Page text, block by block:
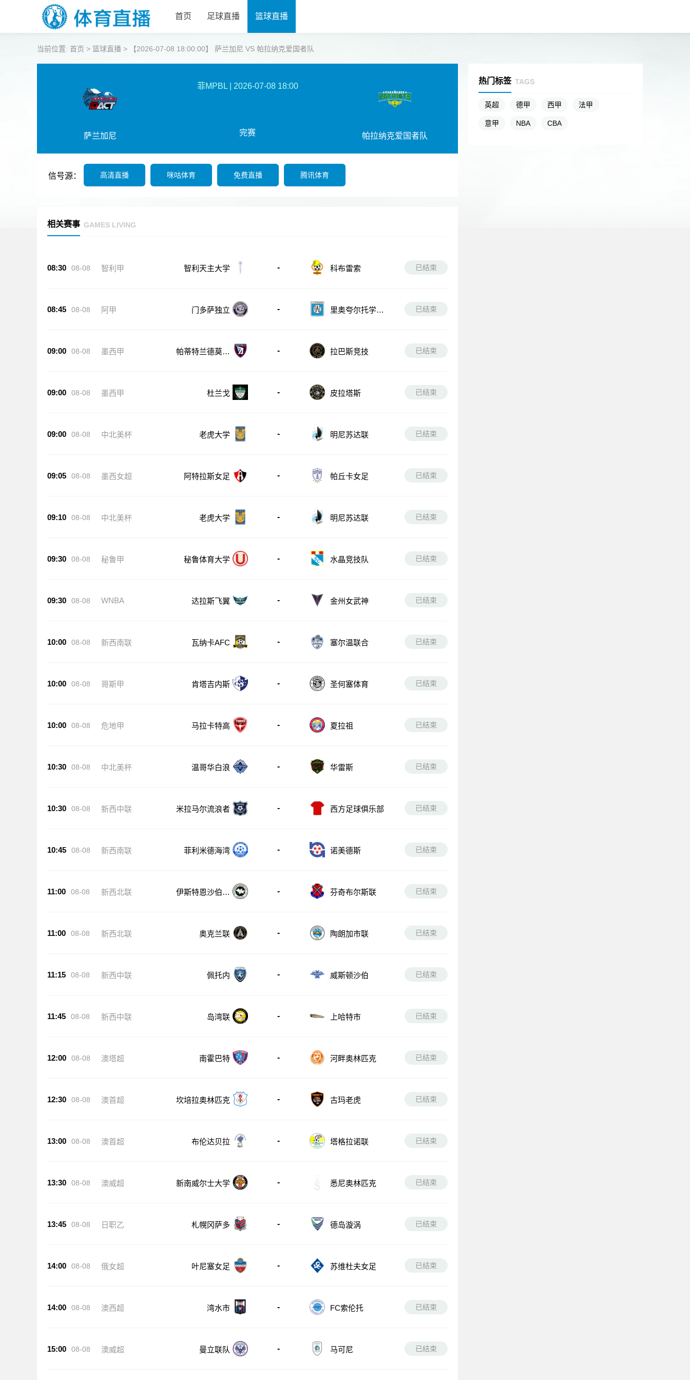
首页 足球直播 篮球直播
当前位置: 首页 > 篮球直播 > 【2026-07-08 18:00:00】 萨兰加尼 VS 帕拉纳克爱国者队
萨兰加尼
菲MPBL 2026-07-08 18:00
完赛 帕拉纳克爱国者队
信号源： 高清直播 咪咕体育 免费直播 腾讯体育
相关赛事 GAMES LIVING
08:30 08-08 智利甲 智利天主大学 - 科布雷索 已结束
08:45 08-08 阿甲 门多萨独立 -
里奥夸尔托学生
已结束
09:00 08-08 墨西甲
帕蒂特兰德莫雷
- 拉巴斯竞技 已结束
09:00 08-08 墨西甲 杜兰戈 - 皮拉塔斯 已结束
09:00 08-08 中北美杯 老虎大学 - 明尼苏达联 已结束
09:05 08-08 墨西女超 阿特拉斯女足 - 帕丘卡女足 已结束
09:10 08-08 中北美杯 老虎大学 - 明尼苏达联 已结束
09:30 08-08 秘鲁甲 秘鲁体育大学 - 水晶竞技队 已结束
09:30 08-08 WNBA 达拉斯飞翼 - 金州女武神 已结束
10:00 08-08 新西南联 瓦纳卡AFC - 塞尔温联合 已结束
10:00 08-08 哥斯甲 肯塔吉内斯 - 圣何塞体育 已结束
10:00 08-08 危地甲 马拉卡特高 - 夏拉祖 已结束
10:30 08-08 中北美杯 温哥华白浪 - 华雷斯 已结束
10:30 08-08 新西中联 米拉马尔流浪者 - 西方足球俱乐部 已结束
10:45 08-08 新西南联 菲利米德海湾 - 诺美德斯 已结束
11:00 08-08 新西北联
伊斯特恩沙伯奥
- 芬奇布尔斯联 已结束
11:00 08-08 新西北联 奥克兰联 - 陶朗加市联 已结束
11:15 08-08 新西中联 佩托内 - 威斯顿沙伯 已结束
11:45 08-08 新西中联 岛湾联 - 上哈特市 已结束
12:00 08-08 澳塔超 南霍巴特 - 河畔奥林匹克 已结束
12:30 08-08 澳首超 坎培拉奥林匹克 - 古玛老虎 已结束
13:00 08-08 澳首超 布伦达贝拉 - 塔格拉诺联 已结束
13:30 08-08 澳威超 新南威尔士大学 - 悉尼奥林匹克 已结束
13:45 08-08 日职乙 札幌冈萨多 - 德岛漩涡 已结束
14:00 08-08 俄女超 叶尼塞女足 - 苏维杜夫女足 已结束
14:00 08-08 澳西超 湾水市 - FC索伦托 已结束
15:00 08-08 澳威超 曼立联队 - 马可尼 已结束
热门标签 TAGS
英超 德甲 西甲 法甲
意甲 NBA CBA